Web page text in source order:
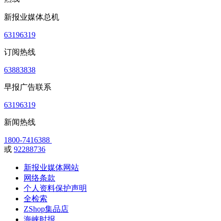
新报业媒体总机
63196319
订阅热线
63883838
早报广告联系
63196319
新闻热线
1800-7416388
或 92288736
新报业媒体网站
网络条款
个人资料保护声明
全检索
ZShop集品店
海峡时报